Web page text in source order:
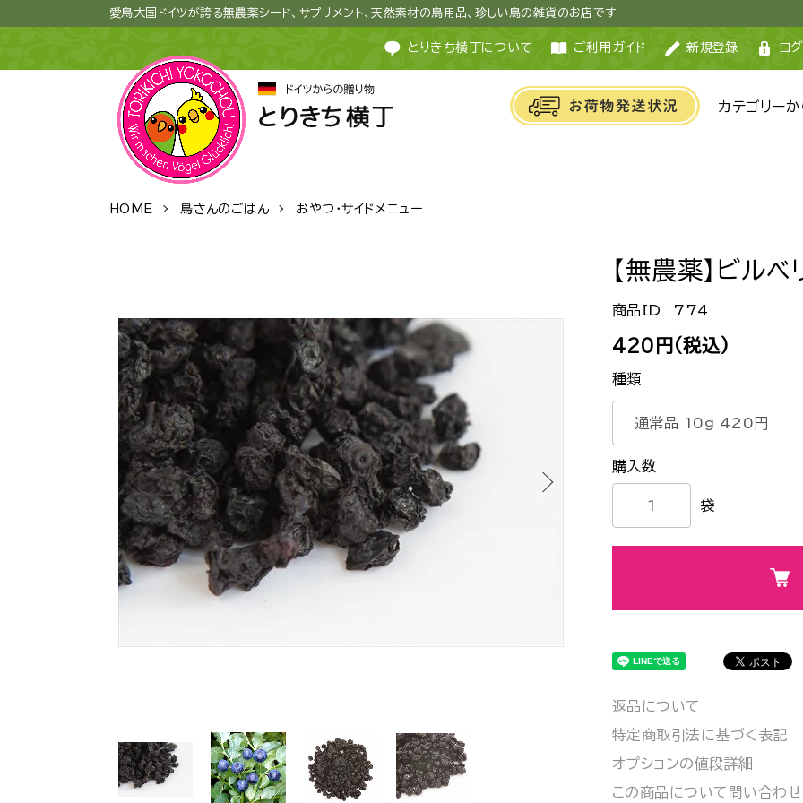
愛鳥大国ドイツが誇る無農薬シード、サプリメント、天然素材の鳥用品、珍しい鳥の雑貨のお店です
とりきち横丁について ご利用ガイド 新規登録 ロ
カテゴリー
HOME 鳥さんのごはん おやつ・サイドメニュー
【無農薬】ビルベ
774
420円(税込)
種類
袋
返品について
特定商取引法に基づく表記
オプションの値段詳細
この商品について問い合わせ